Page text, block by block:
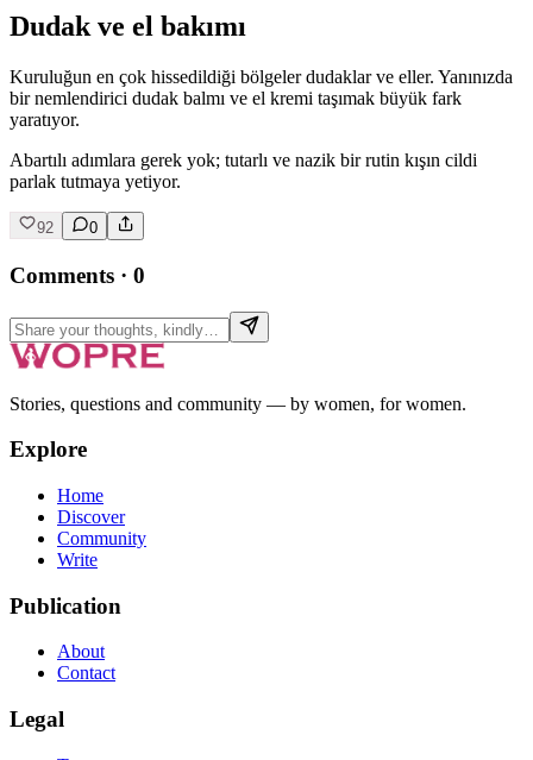
Dudak ve el bakımı
Kuruluğun en çok hissedildiği bölgeler dudaklar ve eller. Yanınızda
bir nemlendirici dudak balmı ve el kremi taşımak büyük fark
yaratıyor.
Abartılı adımlara gerek yok; tutarlı ve nazik bir rutin kışın cildi
parlak tutmaya yetiyor.
92 0
Comments · 0
Stories, questions and community — by women, for women.
Explore
Home
Discover
Community
Write
Publication
About
Contact
Legal